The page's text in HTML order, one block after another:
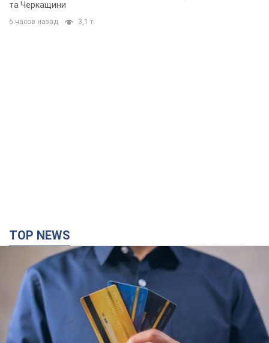
позичальника і план дій, щоб вберегти свої
Що мають діяти українці, аби не переплачувати за "швидку
позику"
час назад 9,8 т.
Херсон повністю лишився без світла, у Львові